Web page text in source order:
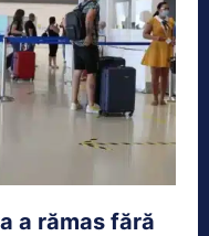
a rămas fără